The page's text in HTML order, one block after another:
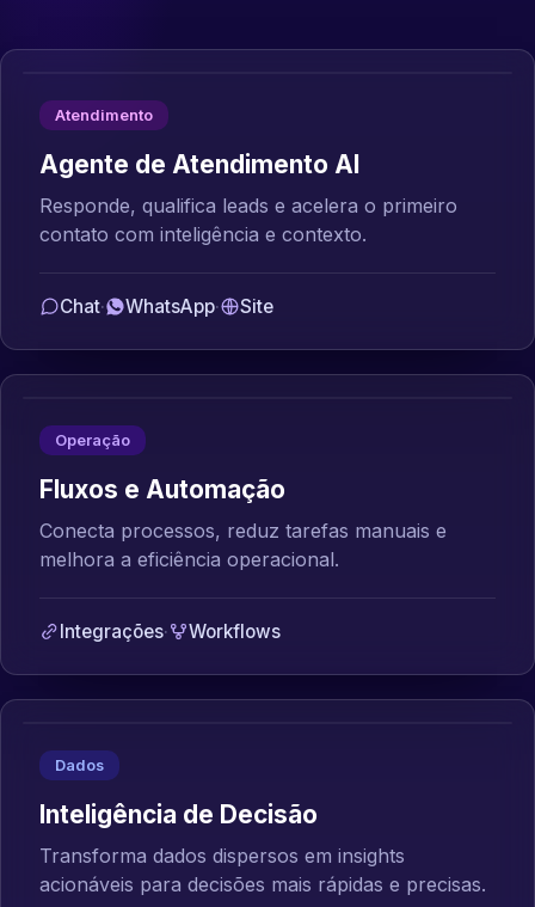
Atendimento
Agente de Atendimento AI
Responde, qualifica leads e acelera o primeiro
contato com inteligência e contexto.
Chat· WhatsApp· Site
Operação
Fluxos e Automação
Conecta processos, reduz tarefas manuais e
melhora a eficiência operacional.
Integrações· Workflows
Dados
Inteligência de Decisão
Transforma dados dispersos em insights
acionáveis para decisões mais rápidas e precisas.